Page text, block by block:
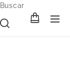
Buscar